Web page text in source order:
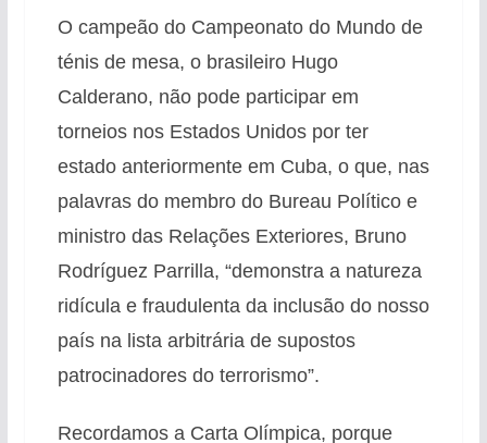
O campeão do Campeonato do Mundo de
ténis de mesa, o brasileiro Hugo
Calderano, não pode participar em
torneios nos Estados Unidos por ter
estado anteriormente em Cuba, o que, nas
palavras do membro do Bureau Político e
ministro das Relações Exteriores, Bruno
Rodríguez Parrilla, “demonstra a natureza
ridícula e fraudulenta da inclusão do nosso
país na lista arbitrária de supostos
patrocinadores do terrorismo”.
Recordamos a Carta Olímpica, porque